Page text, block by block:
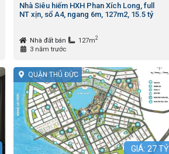
Nhà Siêu hiếm HXH Phan Xích Long, full
NT xịn, sổ A4, ngang 6m, 127m2, 15.5 tỷ
Nhà đất bán 127m2
3 năm trước
QUẬN THỦ ĐỨC
GIÁ: 27TỶ